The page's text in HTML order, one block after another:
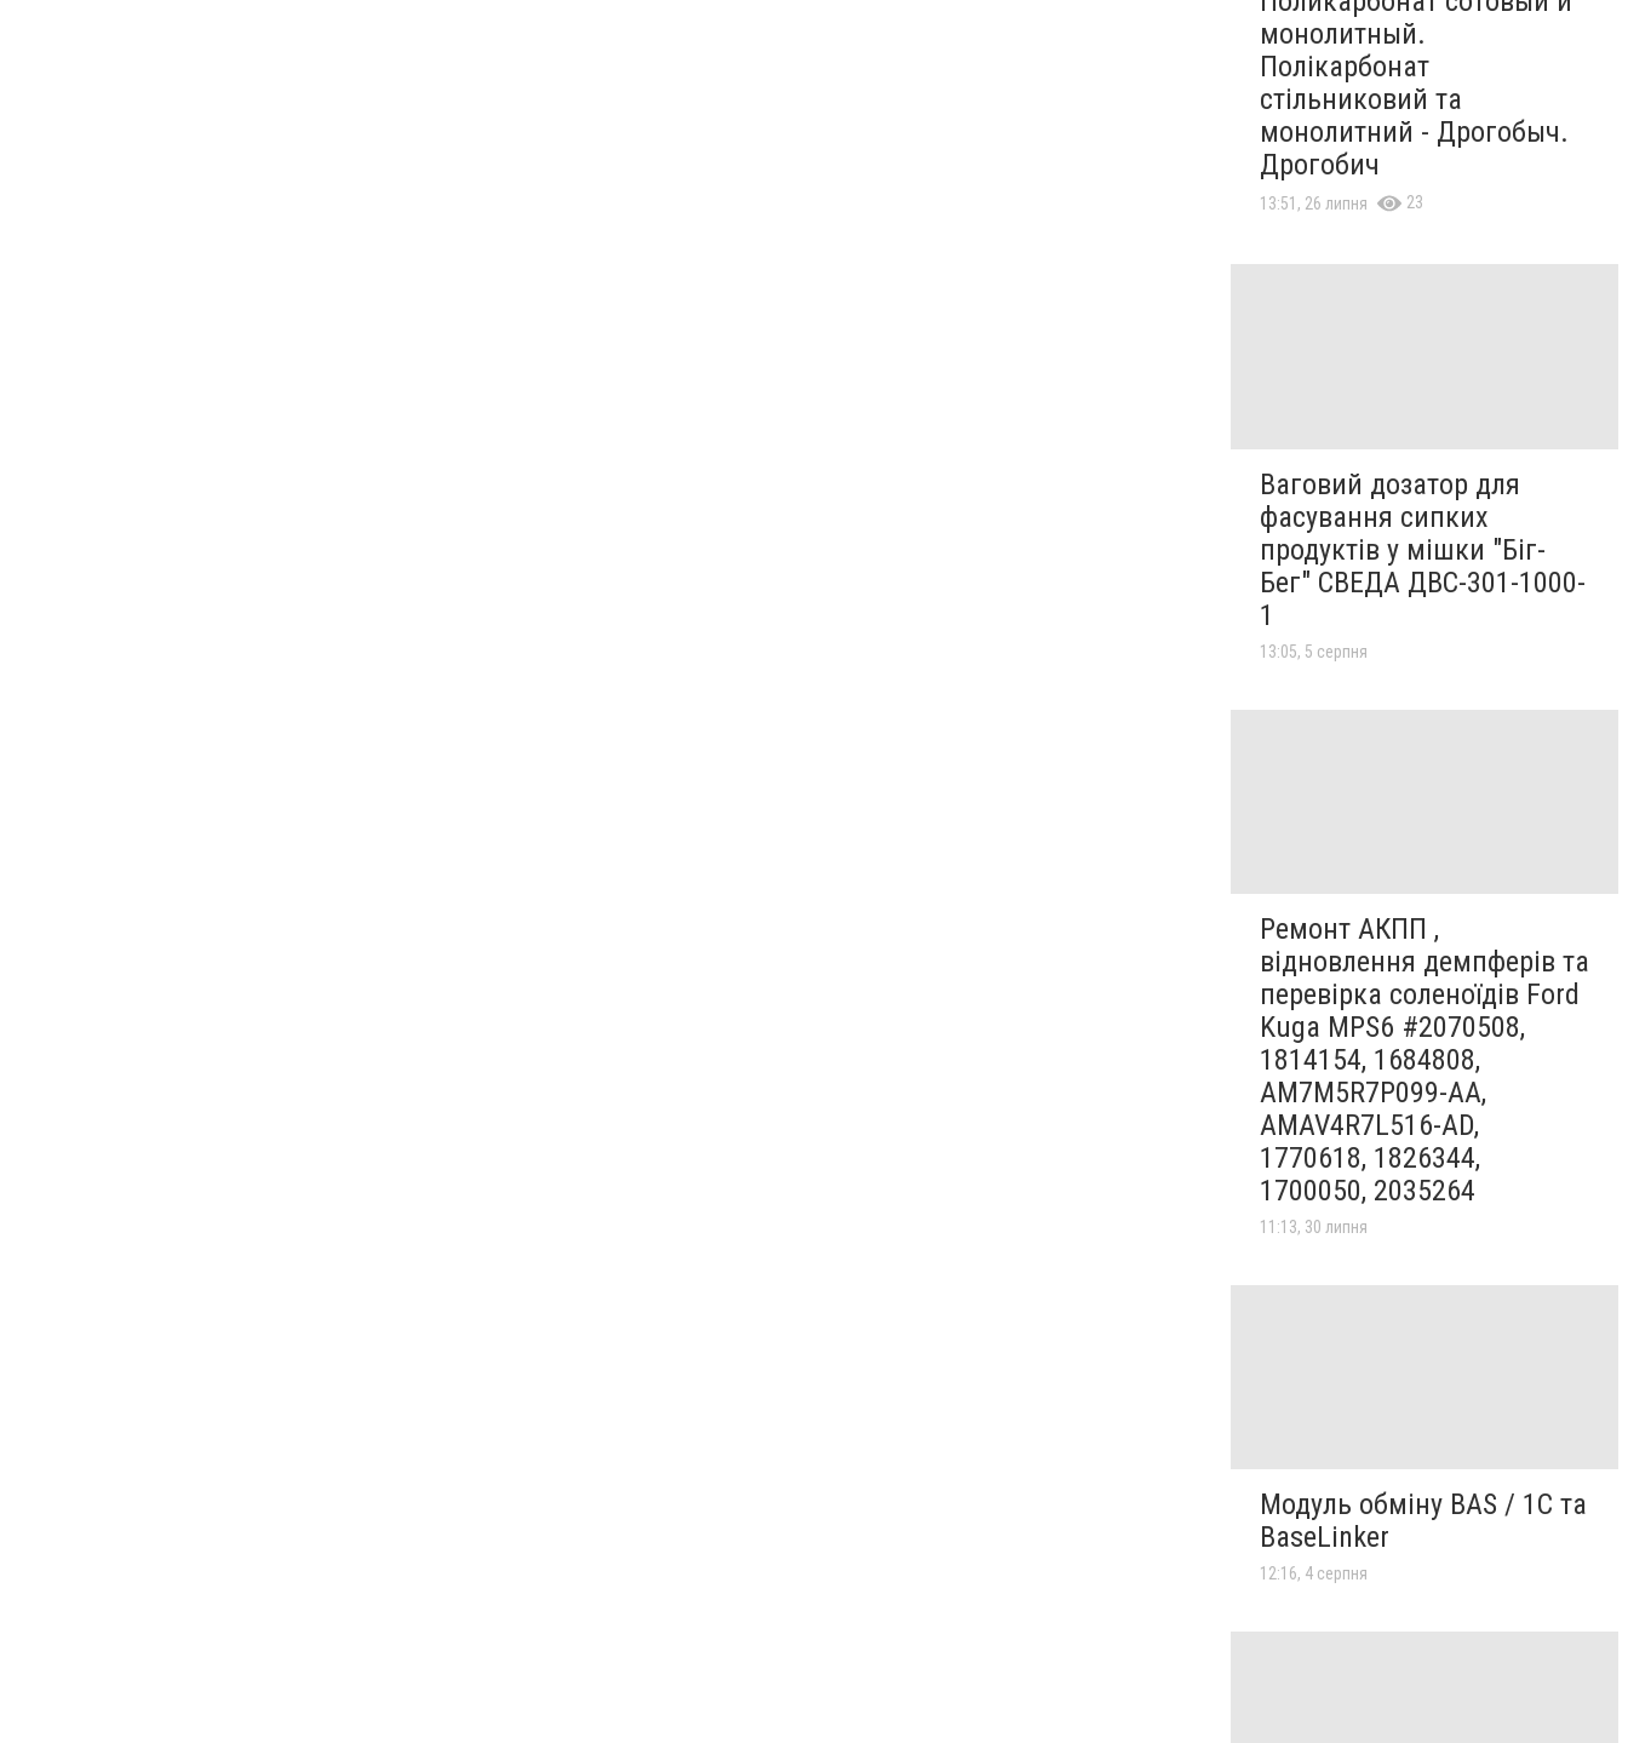
монолитный.
Полікарбонат
стільниковий та
монолитний - Дрогобыч.
Дрогобич
13:51, 26 липня 23
Ваговий дозатор для
фасування сипких
продуктів у мішки "Біг-
Бег" СВЕДА ДВС-301-1000-
1
13:05, 5 серпня
Ремонт АКПП ,
відновлення демпферів та
перевірка соленоїдів Ford
Kuga MPS6 #2070508,
1814154, 1684808,
AM7M5R7P099-AA,
AMAV4R7L516-AD,
1770618, 1826344,
1700050, 2035264
11:13, 30 липня
Модуль обміну BAS / 1C та
BaseLinker
12:16, 4 серпня